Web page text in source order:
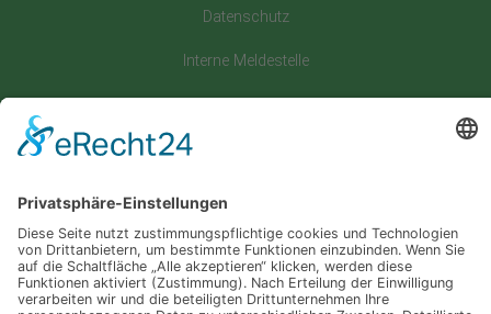
Datenschutz
Interne Meldestelle
Satzung
Downloadbereich